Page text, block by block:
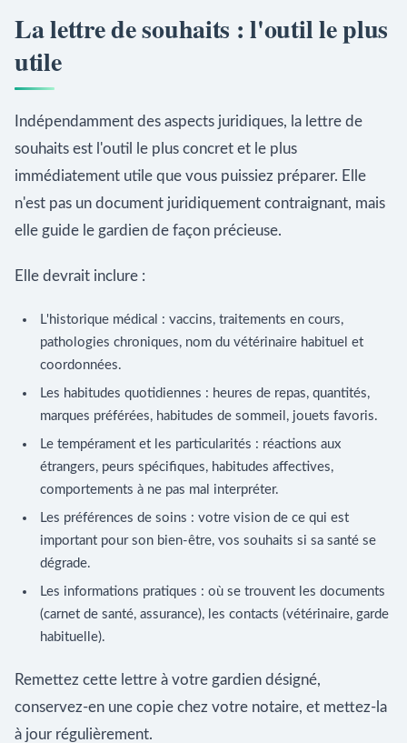
La lettre de souhaits : l'outil le plus
utile
Indépendamment des aspects juridiques, la lettre de
souhaits est l'outil le plus concret et le plus
immédiatement utile que vous puissiez préparer. Elle
n'est pas un document juridiquement contraignant, mais
elle guide le gardien de façon précieuse.
Elle devrait inclure :
L'historique médical : vaccins, traitements en cours,
pathologies chroniques, nom du vétérinaire habituel et
coordonnées.
Les habitudes quotidiennes : heures de repas, quantités,
marques préférées, habitudes de sommeil, jouets favoris.
Le tempérament et les particularités : réactions aux
étrangers, peurs spécifiques, habitudes affectives,
comportements à ne pas mal interpréter.
Les préférences de soins : votre vision de ce qui est
important pour son bien-être, vos souhaits si sa santé se
dégrade.
Les informations pratiques : où se trouvent les documents
(carnet de santé, assurance), les contacts (vétérinaire, garde
habituelle).
Remettez cette lettre à votre gardien désigné,
conservez-en une copie chez votre notaire, et mettez-la
à jour régulièrement.